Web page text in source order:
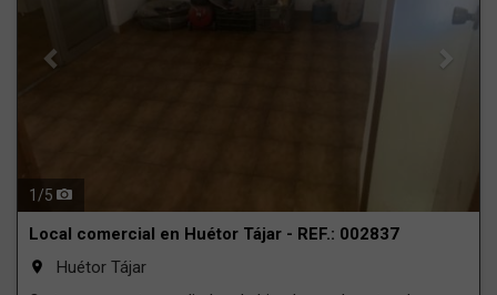
1 /5
Local comercial en Huétor Tájar - REF.: 002837
room
Huétor Tájar